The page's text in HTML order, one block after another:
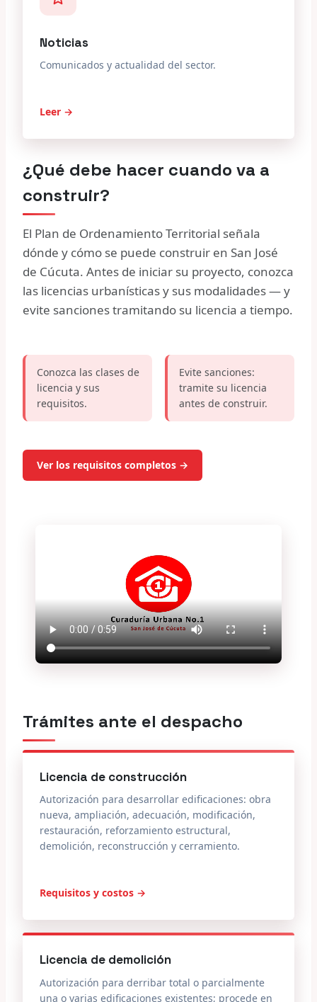
Noticias
Comunicados y actualidad del sector.
Leer →
¿Qué debe hacer cuando va a
construir?
El Plan de Ordenamiento Territorial señala
dónde y cómo se puede construir en San José
de Cúcuta. Antes de iniciar su proyecto, conozca
las licencias urbanísticas y sus modalidades — y
evite sanciones tramitando su licencia a tiempo.
Conozca las clases de
licencia y sus
requisitos.
Evite sanciones:
tramite su licencia
antes de construir.
Ver los requisitos completos →
Trámites ante el despacho
Licencia de construcción
Autorización para desarrollar edificaciones: obra
nueva, ampliación, adecuación, modificación,
restauración, reforzamiento estructural,
demolición, reconstrucción y cerramiento.
Requisitos y costos →
Licencia de demolición
Autorización para derribar total o parcialmente
una o varias edificaciones existentes; procede en